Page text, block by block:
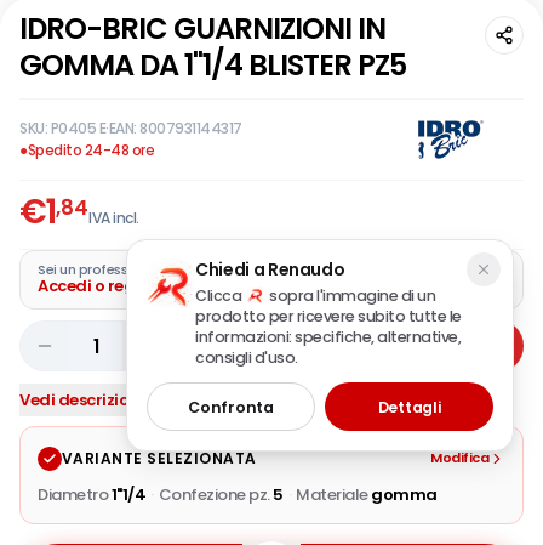
IDRO-BRIC GUARNIZIONI IN
GOMMA DA 1"1/4 BLISTER PZ5
SKU:P0405 E·EAN: 8007931144317
●Spedito 24-48 ore
€1,84IVA incl.
Sei un professionista?
Accedi o registra la tua azienda
1 Aggiungi
Vedi descrizione completa
VARIANTE SELEZIONATA Modifica
Diametro1"1/4 · Confezione pz.5 · Materialegomma
Chiedi a Renaudo
Clicca
sopra l'immagine di un
prodotto per ricevere subito tutte le
informazioni: specifiche, alternative,
consigli d'uso.
Confronta Dettagli